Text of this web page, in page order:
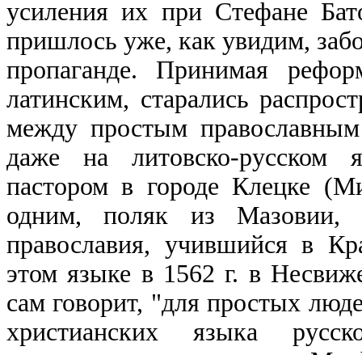
усиления их при Стефане
пришлось уже, как увидим,
пропаганде. Принимая
латинским, старались
между простым
даже на литовско-русском
пастором в городе Клецке
одним, поляк из Мазовии,
православия, учившийся в
этом языке в 1562 г. в
сам говорит, "для простых
христианских языка